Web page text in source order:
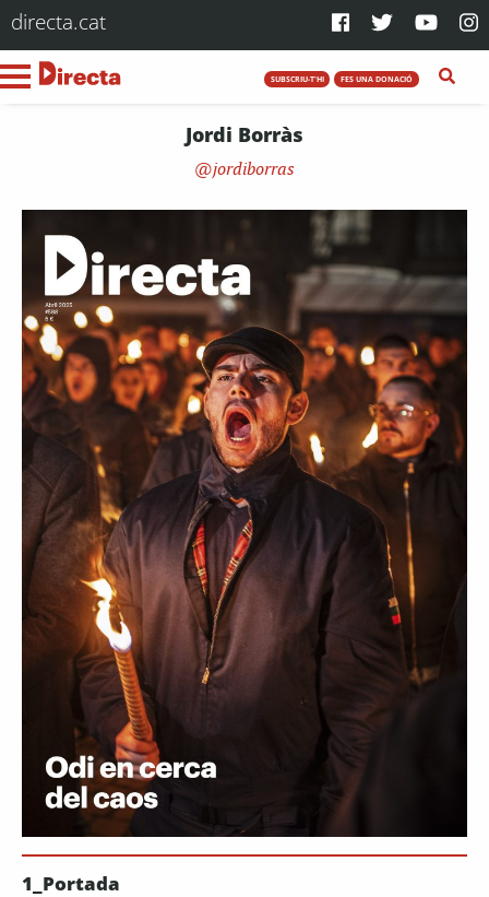
directa.cat
SUBSCRIU-T'HI FES UNA DONACIÓ
Jordi Borràs
jordiborras
1_Portada